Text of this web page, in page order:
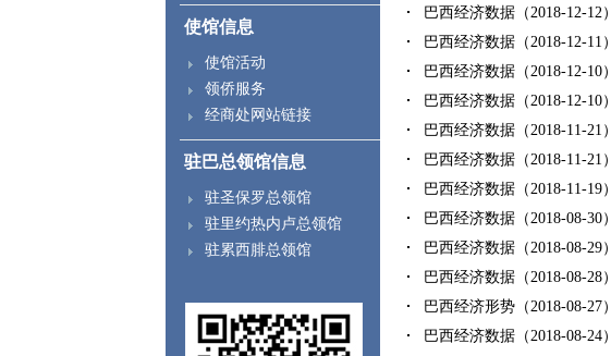
使馆信息
使馆活动
领侨服务
经商处网站链接
驻巴总领馆信息
驻圣保罗总领馆
驻里约热内卢总领馆
驻累西腓总领馆
巴西经济数据（2018-12-12）
巴西经济数据（2018-12-11）
巴西经济数据（2018-12-10）
巴西经济数据（2018-12-10）
巴西经济数据（2018-11-21）
巴西经济数据（2018-11-21）
巴西经济数据（2018-11-19）
巴西经济数据（2018-08-30）
巴西经济数据（2018-08-29）
巴西经济数据（2018-08-28）
巴西经济形势（2018-08-27）
巴西经济数据（2018-08-24）